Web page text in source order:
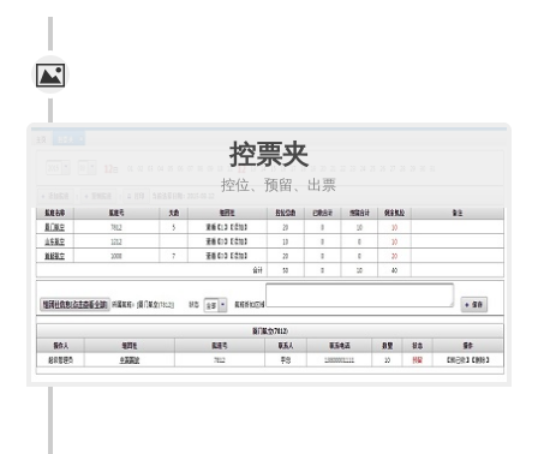
控票夹
控位、预留、出票